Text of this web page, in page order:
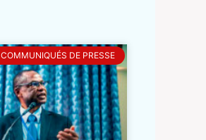
COMMUNIQUÉS DE PRESSE